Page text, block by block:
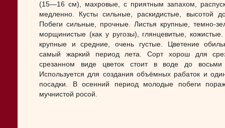
(15—16 см), махровые, с приятным запахом,
медленно. Кусты сильные, раскидистые, высотой
Побеги сильные, прочные. Листья крупные, темно-
морщинистые (как у ругозы), глянцевитые,
крупные и средние, очень густые. Цветение
самый жаркий период лета. Сорт хорош для
срезанном виде цветок стоит в воде до восьми
Используется для создания объёмных рабаток и
посадки. В осенний период молодые побеги
мучнистой росой.